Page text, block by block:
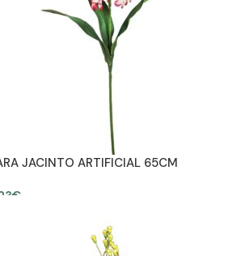
JACINTO ARTIFICIAL 65CM
€